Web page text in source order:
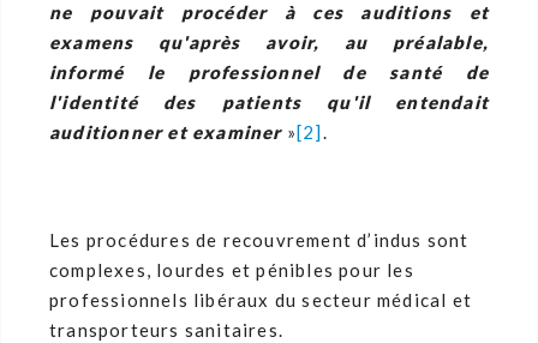
ne pouvait procéder à ces auditions et
examens qu'après avoir, au préalable,
informé le professionnel
de santé de
l'identité des patients qu'il entendait
auditionner et examiner»[2].
Les procédures de recouvrement d’indus sont
complexes, lourdes et pénibles pour les
professionnels libéraux du secteur médical et
transporteurs sanitaires.